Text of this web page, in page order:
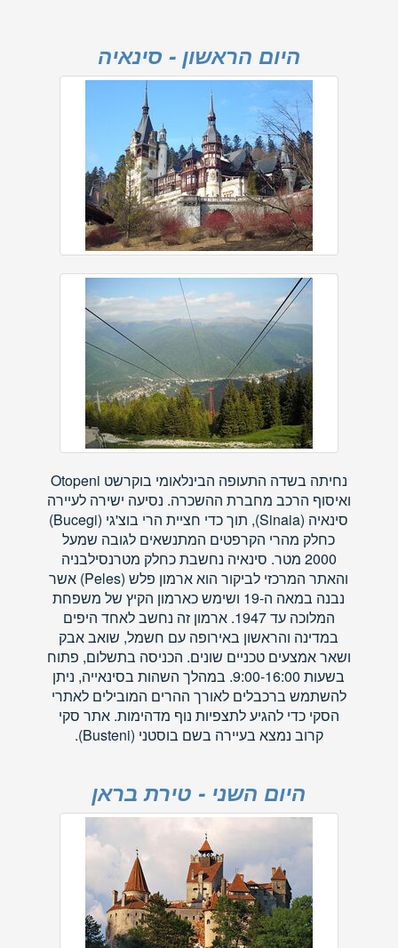
היום הראשון - סינאיה
נחיתה בשדה התעופה הבינלאומי בוקרשט Otopeni
ואיסוף הרכב מחברת ההשכרה. נסיעה ישירה לעיירה
סינאיה (Sinaia), תוך כדי חציית הרי בוצ'גי (Bucegi)
כחלק מהרי הקרפטים המתנשאים לגובה שמעל
2000 מטר. סינאיה נחשבת כחלק מטרנסילבניה
והאתר המרכזי לביקור הוא ארמון פלש (Peles) אשר
נבנה במאה ה-19 ושימש כארמון הקיץ של משפחת
המלוכה עד 1947. ארמון זה נחשב לאחד היפים
במדינה והראשון באירופה עם חשמל, שואב אבק
ושאר אמצעים טכניים שונים. הכניסה בתשלום, פתוח
בשעות 9:00-16:00. במהלך השהות בסינאייה, ניתן
להשתמש ברכבלים לאורך ההרים המובילים לאתרי
הסקי כדי להגיע לתצפיות נוף מדהימות. אתר סקי
קרוב נמצא בעיירה בשם בוסטני (Busteni).
היום השני - טירת בראן